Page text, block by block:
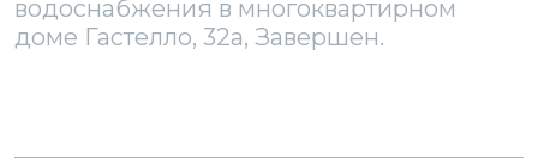
водоснабжения в многоквартирном
доме Гастелло, 32а, Завершен.